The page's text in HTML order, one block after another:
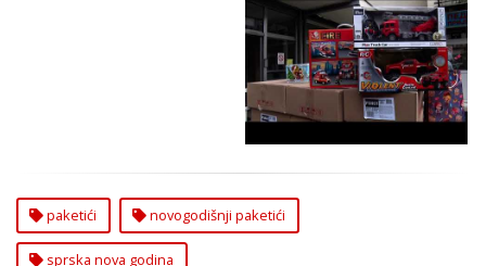
Paketići za Srpsku
Novu Godinu u
Zemunu
paketići novogodišnji paketići
sprska nova godina